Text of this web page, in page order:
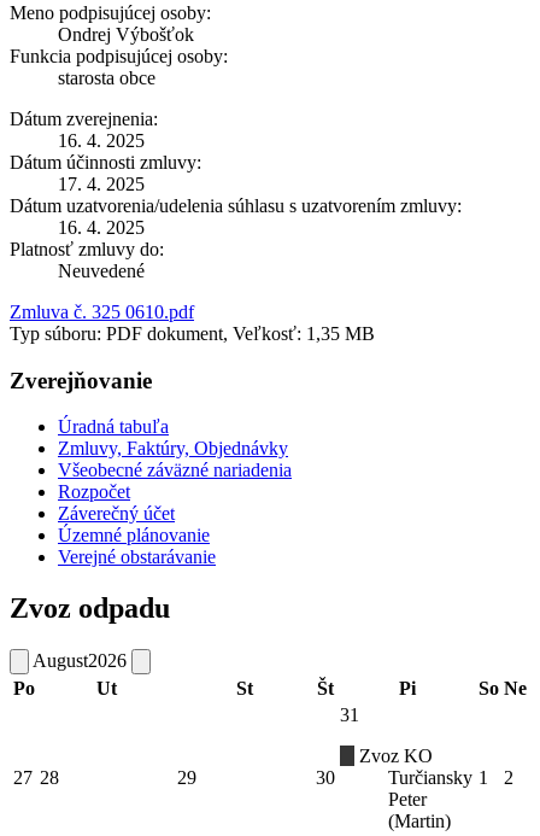
Meno podpisujúcej osoby:
Ondrej Výbošťok
Funkcia podpisujúcej osoby:
starosta obce
Dátum zverejnenia:
16. 4. 2025
Dátum účinnosti zmluvy:
17. 4. 2025
Dátum uzatvorenia/udelenia súhlasu s uzatvorením zmluvy:
16. 4. 2025
Platnosť zmluvy do:
Neuvedené
Zmluva č. 325 0610.pdf
Typ súboru: PDF dokument, Veľkosť: 1,35 MB
Zverejňovanie
Úradná tabuľa
Zmluvy, Faktúry, Objednávky
Všeobecné záväzné nariadenia
Rozpočet
Záverečný účet
Územné plánovanie
Verejné obstarávanie
Zvoz odpadu
August2026
Po
Ut St Št Pi So Ne
27 28 29 30
31
Zvoz KO
Turčiansky
Peter
(Martin)
1 2